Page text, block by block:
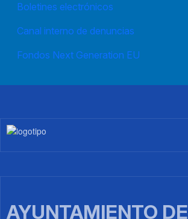
Boletines electrónicos
Canal interno de denuncias
Fondos Next Generation EU
Imagen
AYUNTAMIENTO DE